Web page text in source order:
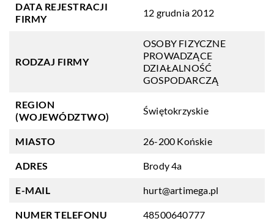
DATA REJESTRACJI
FIRMY
12 grudnia 2012
RODZAJ FIRMY
OSOBY FIZYCZNE
PROWADZĄCE
DZIAŁALNOŚĆ
GOSPODARCZĄ
REGION
(WOJEWÓDZTWO)
Świętokrzyskie
MIASTO 26-200 Końskie
ADRES Brody 4a
E-MAIL hurt@artimega.pl
NUMER TELEFONU 48500640777